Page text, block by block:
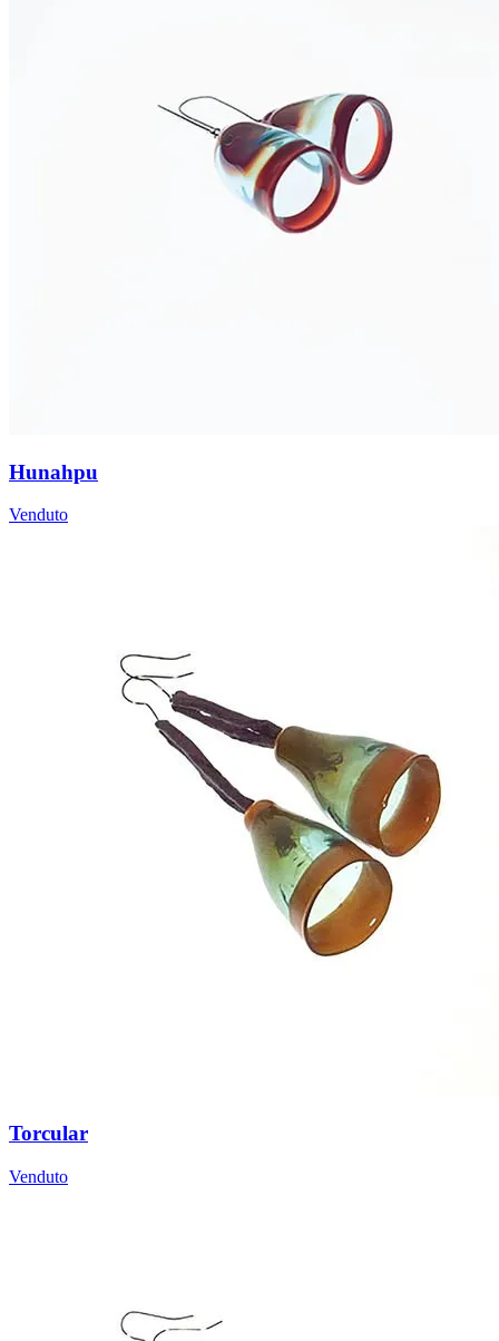
Hunahpu
Venduto
Torcular
Venduto